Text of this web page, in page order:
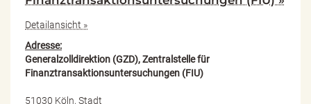
Detailansicht »
Adresse:
Generalzolldirektion (GZD), Zentralstelle für
Finanztransaktionsuntersuchungen (FIU)
51030 Köln, Stadt